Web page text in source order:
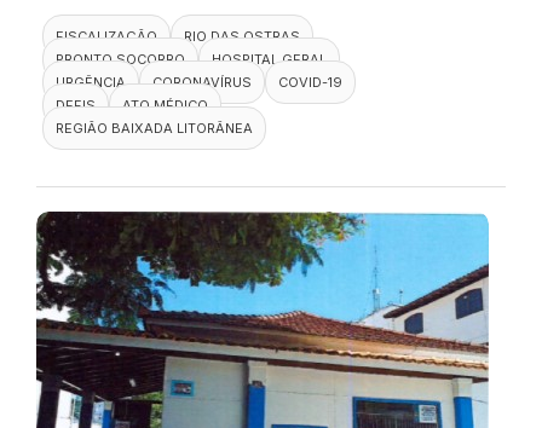
FISCALIZAÇÃO
RIO DAS OSTRAS
PRONTO SOCORRO
HOSPITAL GERAL
URGÊNCIA
CORONAVÍRUS
COVID-19
DEFIS
ATO MÉDICO
REGIÃO BAIXADA LITORÂNEA